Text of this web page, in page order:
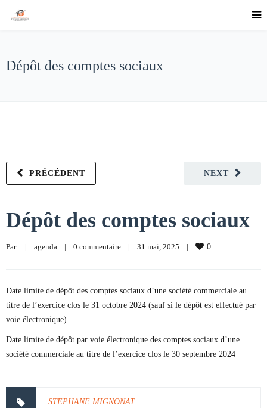
Dépôt des comptes sociaux
NEXT
PRÉCÉDENT
Dépôt des comptes sociaux
Par | agenda | 0 commentaire | 31 mai, 2025 | 0
Date limite de dépôt des comptes sociaux d’une société commerciale au
titre de l’exercice clos le 31 octobre 2024 (sauf si le dépôt est effectué par
voie électronique)
Date limite de dépôt par voie électronique des comptes sociaux d’une
société commerciale au titre de l’exercice clos le 30 septembre 2024
STEPHANE MIGNONAT